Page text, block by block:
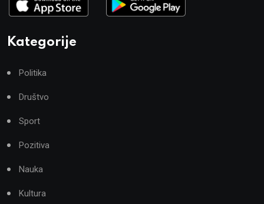
Kategorije
Politika
Društvo
Sport
Pozitiva
Nauka
Kultura